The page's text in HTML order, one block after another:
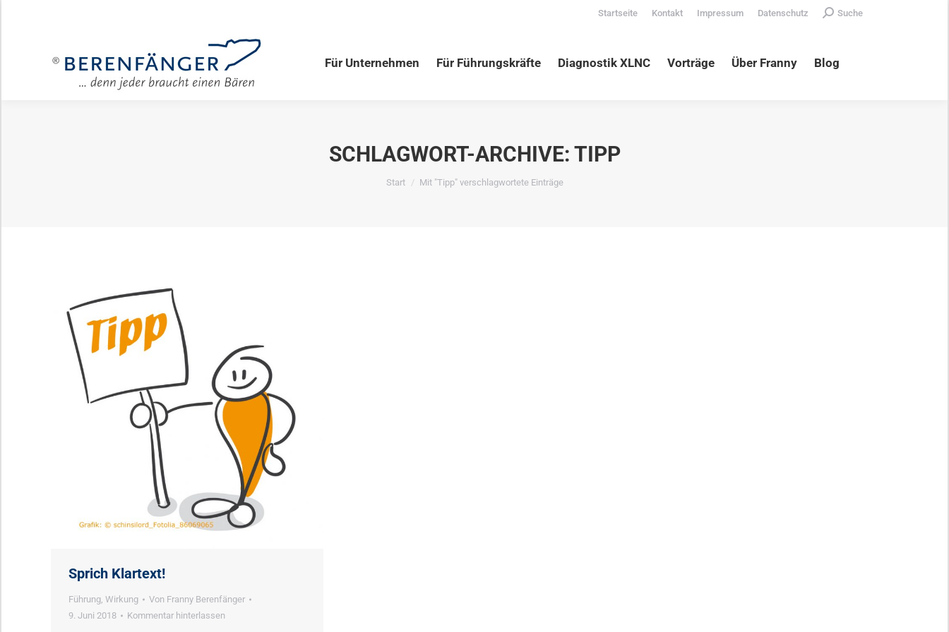
Startseite Kontakt Impressum Datenschutz Search:
Suche
Für Unternehmen Für Führungskräfte Diagnostik XLNC Vorträge Über Franny Blog
SCHLAGWORT-ARCHIVE: TIPP
Sie befinden sich hier:
Start Mit "Tipp" verschlagwortete Einträge
Sprich Klartext!
Führung, Wirkung Von Franny Berenfänger
9. Juni 2018
Kommentar hinterlassen